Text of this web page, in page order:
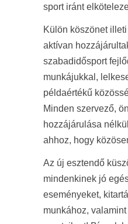
sport iránt
Külön köszönet
aktívan
szabadidősport
munkájukkal,
példaértékű
Minden szervező,
hozzájárulása
ahhoz, hogy
Az új esztendő
mindenkinek jó
eseményeket,
munkához,